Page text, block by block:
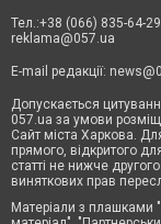
Тел.:+38 (066) 835-64-
reklama@057.ua
E-mail редакції:
Допускається
057.ua за умови
Сайт міста Харкова.
прямого, відкритого
статті не нижче
виняткових прав
Матеріали з плашками